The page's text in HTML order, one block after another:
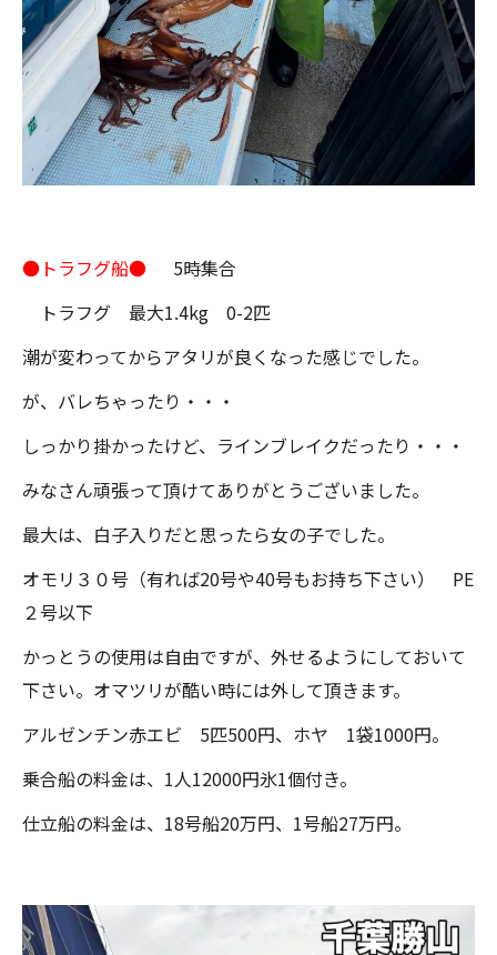
●トラフグ船● 5時集合
トラフグ 最大1.4kg 0-2匹
潮が変わってからアタリが良くなった感じでした。
が、バレちゃったり・・・
しっかり掛かったけど、ラインブレイクだったり・・・
みなさん頑張って頂けてありがとうございました。
最大は、白子入りだと思ったら女の子でした。
オモリ３０号（有れば20号や40号もお持ち下さい） PE
２号以下
かっとうの使用は自由ですが、外せるようにしておいて
下さい。オマツリが酷い時には外して頂きます。
アルゼンチン赤エビ 5匹500円、ホヤ 1袋1000円。
乗合船の料金は、1人12000円氷1個付き。
仕立船の料金は、18号船20万円、1号船27万円。